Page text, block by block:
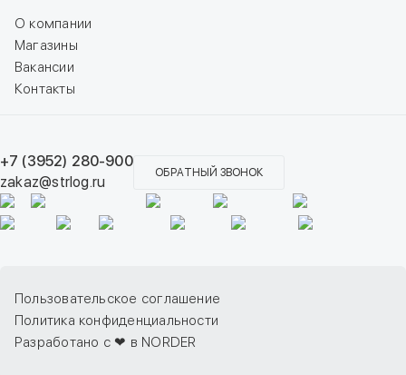
О компании
Магазины
Вакансии
Контакты
+7 (3952) 280-900
zakaz@strlog.ru
ОБРАТНЫЙ ЗВОНОК
Пользовательское соглашение
Политика конфиденциальности
Разработано с ❤ в NORDER